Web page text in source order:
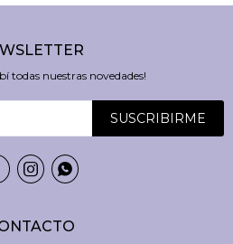
todas nuestras novedades!
SUSCRIBIRME
 